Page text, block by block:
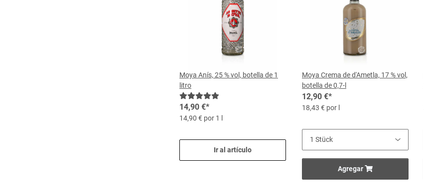
Moya Anís, 25 % vol, botella de 1
litro
14,90 €*
14,90 € por 1 l
Ir al artículo
Moya Crema de d'Ametla, 17 % vol,
botella de 0,7-l
12,90 €*
18,43 € por l
Agregar